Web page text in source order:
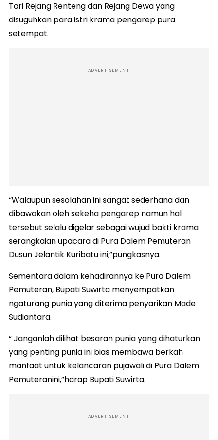
Tari Rejang Renteng dan Rejang Dewa yang
disuguhkan para istri krama pengarep pura
setempat.
ADVERTISEMENT
“Walaupun sesolahan ini sangat sederhana dan
dibawakan oleh sekeha pengarep namun hal
tersebut selalu digelar sebagai wujud bakti krama
serangkaian upacara di Pura Dalem Pemuteran
Dusun Jelantik Kuribatu ini,”pungkasnya.
Sementara dalam kehadirannya ke Pura Dalem
Pemuteran, Bupati Suwirta menyempatkan
ngaturang punia yang diterima penyarikan Made
Sudiantara.
“ Janganlah dilihat besaran punia yang dihaturkan
yang penting punia ini bias membawa berkah
manfaat untuk kelancaran pujawali di Pura Dalem
Pemuteranini,”harap Bupati Suwirta.
ADVERTISEMENT